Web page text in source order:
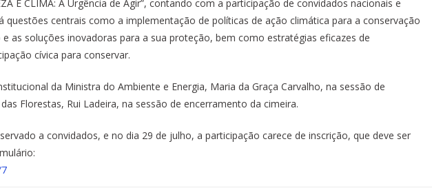
E CLIMA: A Urgência de Agir”, contando com a participação de convidados nacionais e
questões centrais como a implementação de políticas de ação climática para a conservação
as soluções inovadoras para a sua proteção, bem como estratégias eficazes de
cívica para conservar.
da Ministra do Ambiente e Energia, Maria da Graça Carvalho, na sessão de
Florestas, Rui Ladeira, na sessão de encerramento da cimeira.
a convidados, e no dia 29 de julho, a participação carece de inscrição, que deve ser